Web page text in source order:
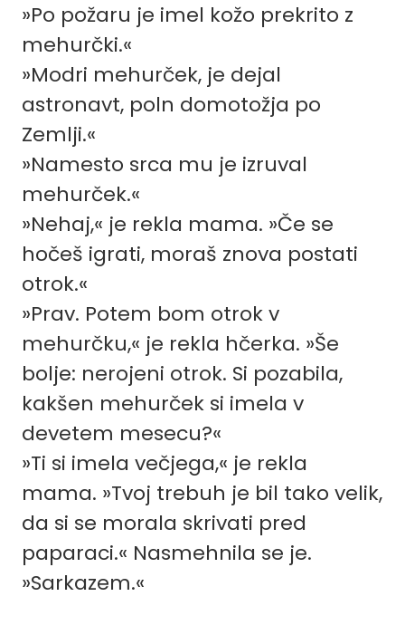
»Po požaru je imel kožo prekrito z
mehurčki.«
»Modri mehurček, je dejal
astronavt, poln domotožja po
Zemlji.«
»Namesto srca mu je izruval
mehurček.«
»Nehaj,« je rekla mama. »Če se
hočeš igrati, moraš znova postati
otrok.«
»Prav. Potem bom otrok v
mehurčku,« je rekla hčerka. »Še
bolje: nerojeni otrok. Si pozabila,
kakšen mehurček si imela v
devetem mesecu?«
»Ti si imela večjega,« je rekla
mama. »Tvoj trebuh je bil tako velik,
da si se morala skrivati pred
paparaci.« Nasmehnila se je.
»Sarkazem.«